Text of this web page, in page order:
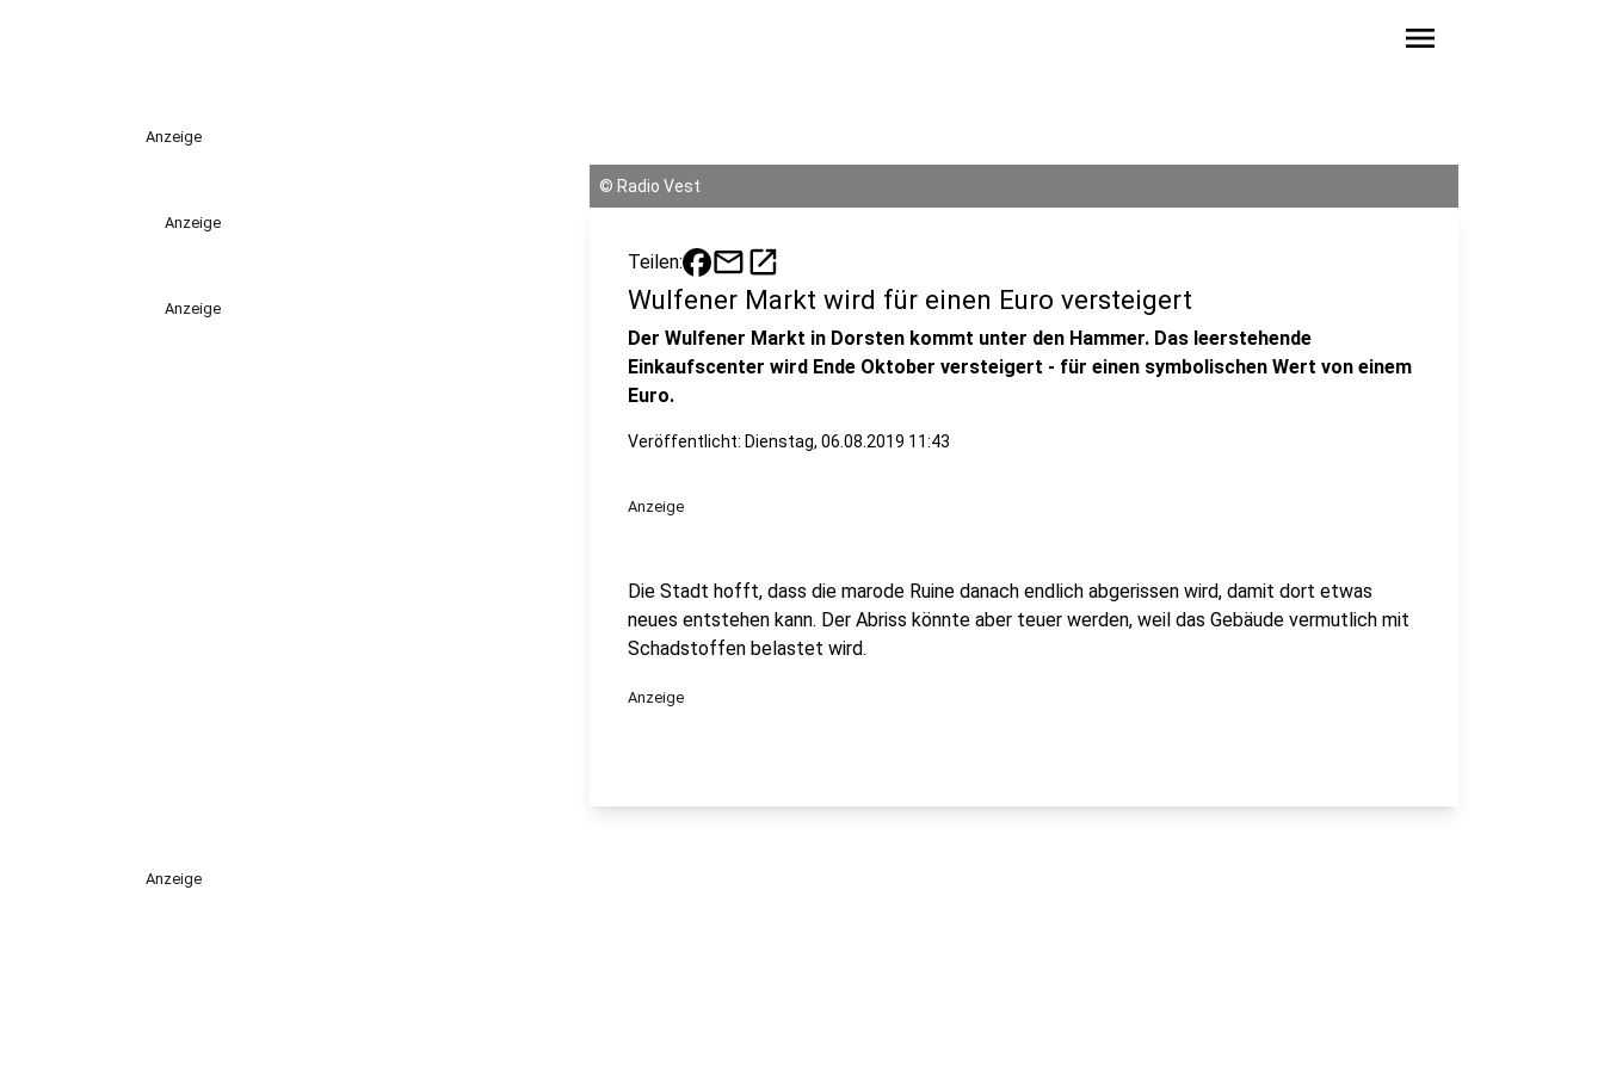
menu
Anzeige
Anzeige
Anzeige
© Radio Vest
Teilen: mailopen_in_new
Wulfener Markt wird für einen Euro versteigert
Der Wulfener Markt in Dorsten kommt unter den Hammer. Das leerstehende
Einkaufscenter wird Ende Oktober versteigert - für einen symbolischen Wert von einem
Euro.
Veröffentlicht: Dienstag, 06.08.2019 11:43
Anzeige
Die Stadt hofft, dass die marode Ruine danach endlich abgerissen wird, damit dort etwas
neues entstehen kann. Der Abriss könnte aber teuer werden, weil das Gebäude vermutlich mit
Schadstoffen belastet wird.
Anzeige
Anzeige